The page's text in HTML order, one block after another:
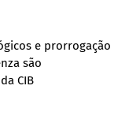
e prorrogação
são
CIB